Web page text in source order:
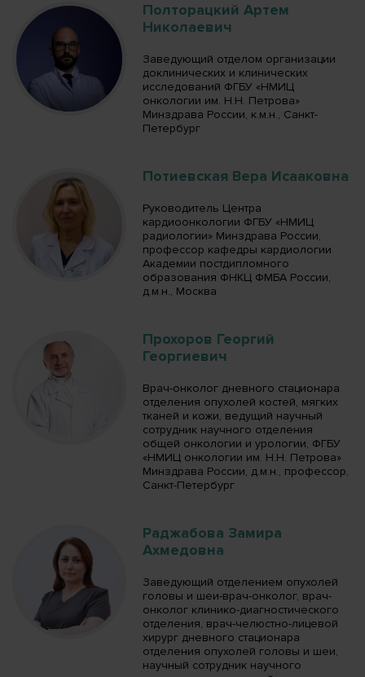
Полторацкий Артем
Николаевич
Заведующий отделом организации
доклинических и клинических
исследований ФГБУ «НМИЦ
онкологии им. Н.Н. Петрова»
Минздрава России, к.м.н., Санкт-
Петербург
Потиевская Вера Исааковна
Руководитель Центра
кардиоонкологии ФГБУ «НМИЦ
радиологии» Минздрава России,
профессор кафедры кардиологии
Академии постдипломного
образования ФНКЦ ФМБА России,
д.м.н., Москва
Прохоров Георгий
Георгиевич
Врач-онколог дневного стационара
отделения опухолей костей, мягких
тканей и кожи, ведущий научный
сотрудник научного отделения
общей онкологии и урологии, ФГБУ
«НМИЦ онкологии им. Н.Н. Петрова»
Минздрава России, д.м.н., профессор,
Санкт-Петербург
Раджабова Замира
Ахмедовна
Заведующий отделением опухолей
головы и шеи-врач-онколог, врач-
онколог клинико-диагностического
отделения, врач-челюстно-лицевой
хирург дневного стационара
отделения опухолей головы и шеи,
научный сотрудник научного